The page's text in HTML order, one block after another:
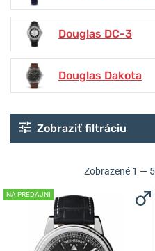
Douglas DC-3
Douglas Dakota
Zobraziť filtráciu
Zobrazené 1 —
NA PREDAJNI